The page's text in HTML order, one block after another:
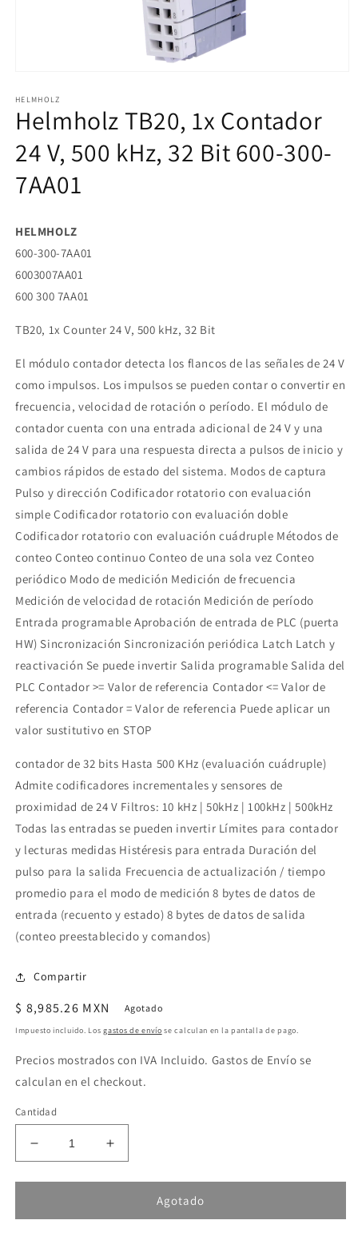
multimedia
1
en
ventana
modal
HELMHOLZ
Helmholz TB20, 1x Contador
24 V, 500 kHz, 32 Bit 600-300-
7AA01
HELMHOLZ
600-300-7AA01
6003007AA01
600 300 7AA01
TB20, 1x Counter 24 V, 500 kHz, 32 Bit
El módulo contador detecta los flancos de las señales de 24 V
como impulsos. Los impulsos se pueden contar o convertir en
frecuencia, velocidad de rotación o período. El módulo de
contador cuenta con una entrada adicional de 24 V y una
salida de 24 V para una respuesta directa a pulsos de inicio y
cambios rápidos de estado del sistema. Modos de captura
Pulso y dirección Codificador rotatorio con evaluación
simple Codificador rotatorio con evaluación doble
Codificador rotatorio con evaluación cuádruple Métodos de
conteo Conteo continuo Conteo de una sola vez Conteo
periódico Modo de medición Medición de frecuencia
Medición de velocidad de rotación Medición de período
Entrada programable Aprobación de entrada de PLC (puerta
HW) Sincronización Sincronización periódica Latch Latch y
reactivación Se puede invertir Salida programable Salida del
PLC Contador >= Valor de referencia Contador <= Valor de
referencia Contador = Valor de referencia Puede aplicar un
valor sustitutivo en STOP
contador de 32 bits Hasta 500 KHz (evaluación cuádruple)
Admite codificadores incrementales y sensores de
proximidad de 24 V Filtros: 10 kHz | 50kHz | 100kHz | 500kHz
Todas las entradas se pueden invertir Límites para contador
y lecturas medidas Histéresis para entrada Duración del
pulso para la salida Frecuencia de actualización / tiempo
promedio para el modo de medición 8 bytes de datos de
entrada (recuento y estado) 8 bytes de datos de salida
(conteo preestablecido y comandos)
Compartir
Precio
habitual
$ 8,985.26 MXN Agotado
Impuesto incluido. Losgastos de envío se calculan en la pantalla de pago.
Precios mostrados con IVA Incluido. Gastos de Envío se
calculan en el checkout.
Cantidad
Reducir
cantidad
para
TB20,
Aumentar
cantidad
para
Helmholz
TB20,
Agotado